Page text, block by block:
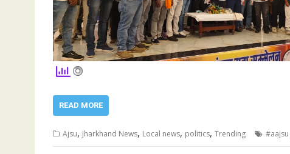
READ MORE
Ajsu, Jharkhand News, Local news, politics, Trending